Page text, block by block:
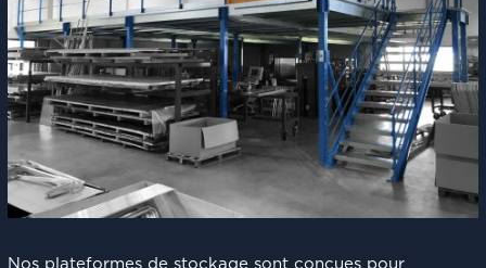
Nos plateformes de stockage sont conçues pour